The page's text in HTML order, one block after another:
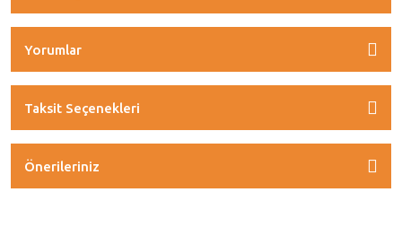
Yorumlar
Taksit Seçenekleri
Önerileriniz